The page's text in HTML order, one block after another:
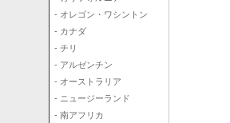
- オレゴン・ワシントン
- カナダ
- チリ
- アルゼンチン
- オーストラリア
- ニュージーランド
- 南アフリカ